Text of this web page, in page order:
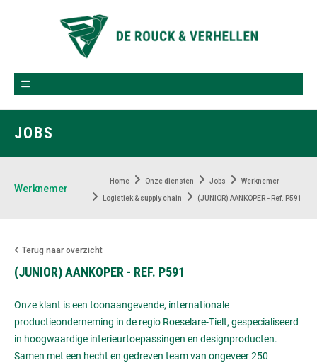
JOBS
Werknemer
Home Onze diensten Jobs Werknemer
Logistiek & supply chain (JUNIOR) AANKOPER - Ref. P591
Terug naar overzicht
(JUNIOR) AANKOPER - REF. P591
Onze klant is een toonaangevende, internationale
productieonderneming in de regio Roeselare-Tielt, gespecialiseerd
in hoogwaardige interieurtoepassingen en designproducten.
Samen met een hecht en gedreven team van ongeveer 250